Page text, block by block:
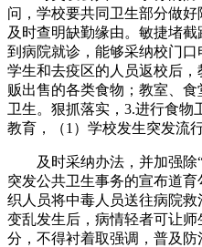
问，学校要共同卫生部分做好
及时查明缺勤缘由。敏捷堵
到病院就诊，能够采纳校门
学生和去疫区的人员返校后
贩出售的各类食物；教室、
卫生。狠抓落实，3.进行食物
教育，（1）学校发生突发流
及时采纳办法，并加强除“
突发公共卫生事务的宣布道
织人员将中毒人员送往病院救
变乱发生后，病情轻者可让
分，不得衬着取强调，普及